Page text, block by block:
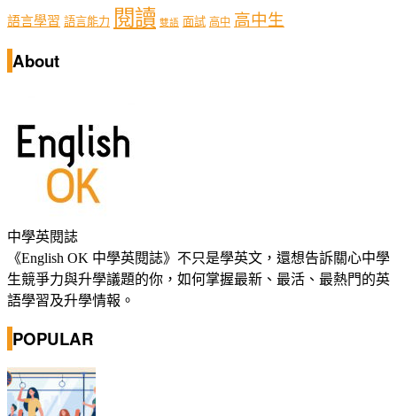
語言學習 語言能力 閱讀 雙語 面試 高中 高中生
About
中學英閱誌
《English OK 中學英閱誌》不只是學英文，還想告訴關心中學
生競爭力與升學議題的你，如何掌握最新、最活、最熱門的英
語學習及升學情報。
POPULAR